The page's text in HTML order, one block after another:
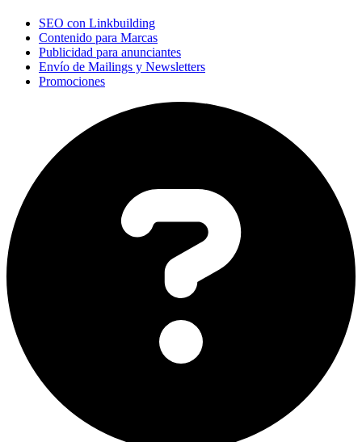
SEO con Linkbuilding
Contenido para Marcas
Publicidad para anunciantes
Envío de Mailings y Newsletters
Promociones